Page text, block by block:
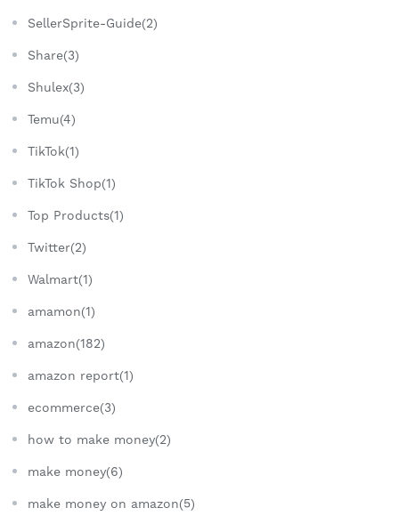
SellerSprite-Guide(2)
Share(3)
Shulex(3)
Temu(4)
TikTok(1)
TikTok Shop(1)
Top Products(1)
Twitter(2)
Walmart(1)
amamon(1)
amazon(182)
amazon report(1)
ecommerce(3)
how to make money(2)
make money(6)
make money on amazon(5)